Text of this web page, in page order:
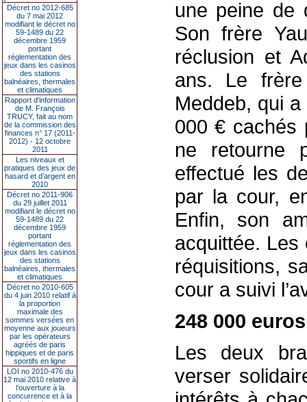
Décret no 2012-685
du 7 mai 2012
modifiant le décret no
59-1489 du 22
décembre 1959
portant
réglementation des
jeux dans les casinos
des stations
balnéaires, thermales
et climatiques
Rapport d'information
de M. François
TRUCY, fait au nom
de la commission des
finances n° 17 (2011-
2012) - 12 octobre
2011
Les niveaux et
pratiques des jeux de
hasard et d’argent en
2010
Décret no 2011-906
du 29 juillet 2011
modifiant le décret no
59-1489 du 22
décembre 1959
portant
réglementation des
jeux dans les casinos
des stations
balnéaires, thermales
et climatiques
Décret no 2010-605
du 4 juin 2010 relatif à
la proportion
maximale des
sommes versées en
moyenne aux joueurs
par les opérateurs
agréés de paris
hippiques et de paris
sportifs en ligne
LOI no 2010-476 du
12 mai 2010 relative à
l’ouverture à la
concurrence et à la
une peine de
Son frère
réclusion et
ans. Le
Meddeb, qui
000 € cachés
ne retourne
effectué les
par la cour,
Enfin, son
acquittée.
réquisitions,
cour a suivi
248 000
Les deux
verser